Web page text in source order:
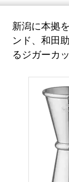
新潟に本拠
ンド、和田
るジガーカ